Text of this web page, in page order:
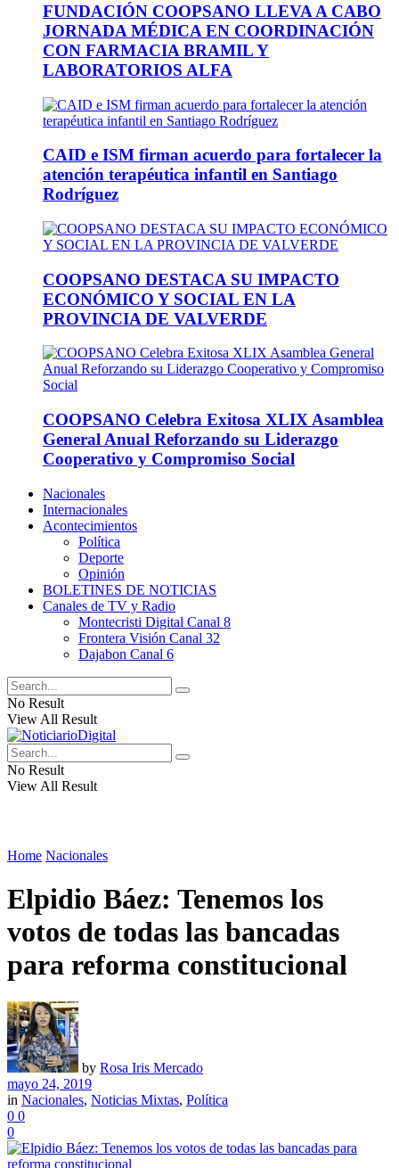
FUNDACIÓN COOPSANO LLEVA A CABO
JORNADA MÉDICA EN COORDINACIÓN
CON FARMACIA BRAMIL Y
LABORATORIOS ALFA
CAID e ISM firman acuerdo para fortalecer la
atención terapéutica infantil en Santiago
Rodríguez
COOPSANO DESTACA SU IMPACTO
ECONÓMICO Y SOCIAL EN LA
PROVINCIA DE VALVERDE
COOPSANO Celebra Exitosa XLIX Asamblea
General Anual Reforzando su Liderazgo
Cooperativo y Compromiso Social
Nacionales
Internacionales
Acontecimientos
Política
Deporte
Opinión
BOLETINES DE NOTICIAS
Canales de TV y Radio
Montecristi Digital Canal 8
Frontera Visión Canal 32
Dajabon Canal 6
No Result
View All Result
No Result
View All Result
Home Nacionales
Elpidio Báez: Tenemos los
votos de todas las bancadas
para reforma constitucional
by Rosa Iris Mercado
mayo 24, 2019
in Nacionales, Noticias Mixtas, Política
0 0
0